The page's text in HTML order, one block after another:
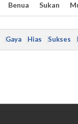
Benua Sukan
Gaya Hias Sukses